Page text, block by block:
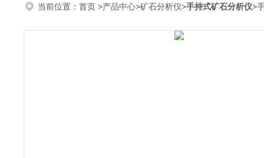
当前位置： 首页 >产品中心>矿石分析仪>手持式矿石分析仪>